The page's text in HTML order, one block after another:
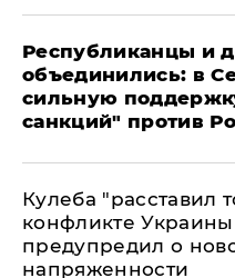
Республиканцы и
объединились: в
сильную
санкций" против
Кулеба "расставил
конфликте
предупредил о
напряженности